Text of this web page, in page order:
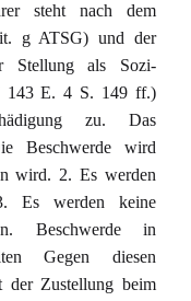
steht nach dem
g ATSG) und der
Stellung als Sozi-
143 E. 4 S. 149 ff.)
zu. Das
Beschwerde wird
wird. 2. Es werden
Es werden keine
Beschwerde in
Gegen diesen
der Zustellung beim